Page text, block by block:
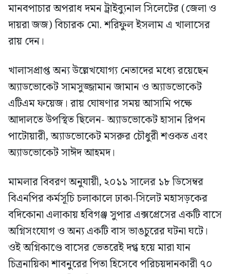
মানবপাচার অপরাধ দমন ট্রাইব্যুনাল সিলেটের (জেলা ও
দায়রা জজ) বিচারক মো. শরিফুল ইসলাম এ খালাসের
রায় দেন।
খালাসপ্রাপ্ত অন্য উল্লেখযোগ্য নেতাদের মধ্যে রয়েছেন
অ্যাডভোকেট সামসুজ্জামান জামান ও অ্যাডভোকেট
এটিএম ফয়েজ। রায় ঘোষণার সময় আসামি পক্ষে
আদালতে উপস্থিত ছিলেন- অ্যাডভোকেট হাসান রিপন
পাটোয়ারী, অ্যাডভোকেট মসরুর চৌধুরী শওকত এবং
অ্যাডভোকেট সাঈদ আহমদ।
মামলার বিবরণ অনুযায়ী, ২০১১ সালের ১৮ ডিসেম্বর
বিএনপির কর্মসূচি চলাকালে ঢাকা-সিলেট মহাসড়কের
বদিকোনা এলাকায় হবিগঞ্জ সুপার এক্সপ্রেসের একটি বাসে
অগ্নিসংযোগ ও অন্য একটি বাস ভাঙচুরের ঘটনা ঘটে।
ওই অগ্নিকাণ্ডে বাসের ভেতরেই দগ্ধ হয়ে মারা যান
চিত্রনায়িকা শাবনুরের পিতা হিসেবে পরিচয়দানকারী ৭০